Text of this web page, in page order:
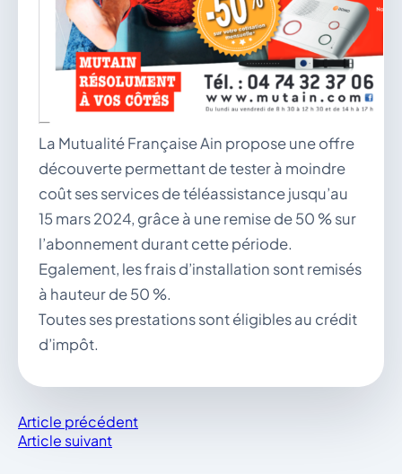
La Mutualité Française Ain propose une offre
découverte permettant de tester à moindre
coût ses services de téléassistance jusqu’au
15 mars 2024, grâce à une remise de 50 % sur
l’abonnement durant cette période.
Egalement, les frais d’installation sont remisés
à hauteur de 50 %.
Toutes ses prestations sont éligibles au crédit
d’impôt.
Article précédent
Article suivant